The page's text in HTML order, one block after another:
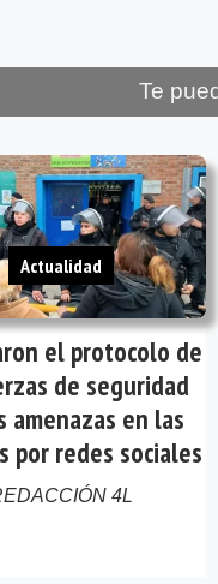
Te
el protocolo de
de seguridad
amenazas en las
por redes sociales
4L
Actualidad